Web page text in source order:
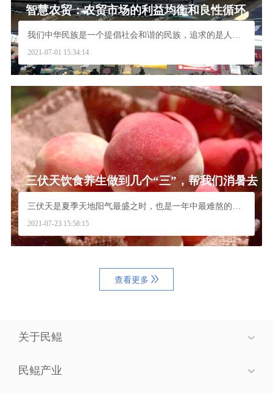
智慧农贸：农贸市场的利益均衡和良性循环
2021-07-01 15:34:14
三伏天饮食养生做到几个“三”，帮我们消暑去
火安度“苦夏”
2021-07-23 15:58:15
查看更多
关于民鲲
民鲲产业